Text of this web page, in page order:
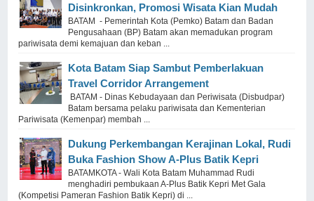
Disinkronkan, Promosi Wisata Kian Mudah
BATAM - Pemerintah Kota (Pemko) Batam dan Badan
Pengusahaan (BP) Batam akan memadukan program
pariwisata demi kemajuan dan keban ...
Kota Batam Siap Sambut Pemberlakuan
Travel Corridor Arrangement
BATAM - Dinas Kebudayaan dan Periwisata (Disbudpar)
Batam bersama pelaku pariwisata dan Kementerian
Pariwisata (Kemenpar) membah ...
Dukung Perkembangan Kerajinan Lokal, Rudi
Buka Fashion Show A-Plus Batik Kepri
BATAMKOTA - Wali Kota Batam Muhammad Rudi
menghadiri pembukaan A-Plus Batik Kepri Met Gala
(Kompetisi Pameran Fashion Batik Kepri) di ...